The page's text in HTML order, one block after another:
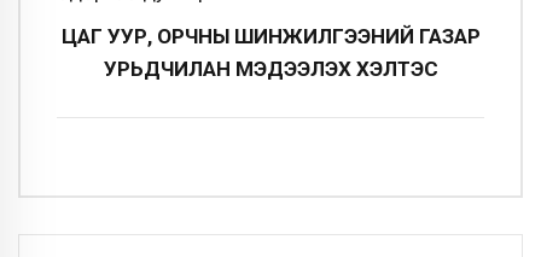
ЦАГ УУР, ОРЧНЫ ШИНЖИЛГЭЭНИЙ ГАЗАР
УРЬДЧИЛАН МЭДЭЭЛЭХ ХЭЛТЭС